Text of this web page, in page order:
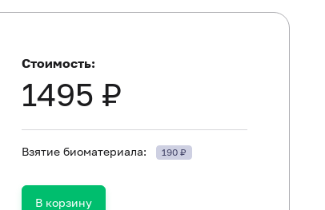
Стоимость:
1495 ₽
Взятие биоматериала: 190 ₽
В корзину